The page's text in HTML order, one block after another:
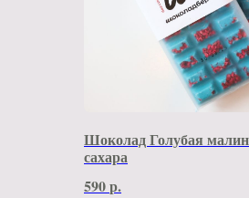
Шоколад Голубая
сахара
590р.